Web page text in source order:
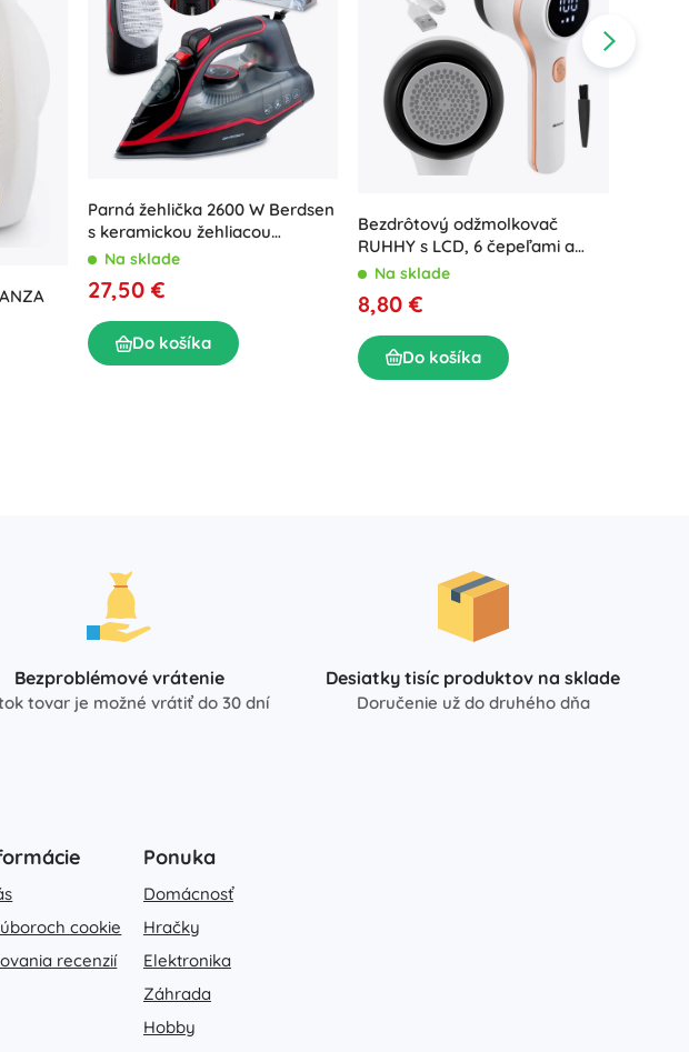
Parná žehlička 2600 W Berdsen
s keramickou žehliacou
plochou a vertikálnym
naparovaním
Na sklade
27,50 €
Do košíka
Bezdrôtový odžmolkovač
RUHHY s LCD, 6 čepeľami a
USB‑C
Na sklade
8,80 €
Do košíka
Bezproblémové vrátenie
tovar je možné vrátiť do 30 dní
Desiatky tisíc produktov na sklade
Doručenie už do druhého dňa
cookie
recenzií
Ponuka
Domácnosť
Hračky
Elektronika
Záhrada
Hobby